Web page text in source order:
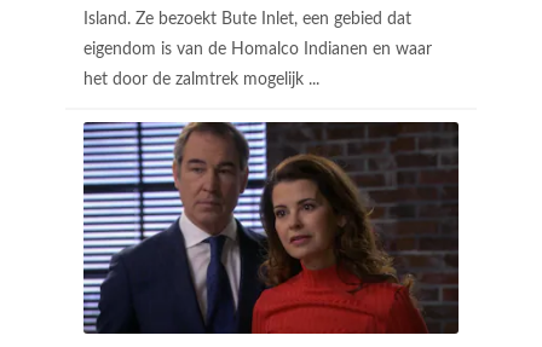
Island. Ze bezoekt Bute Inlet, een gebied dat
eigendom is van de Homalco Indianen en waar
het door de zalmtrek mogelijk ...